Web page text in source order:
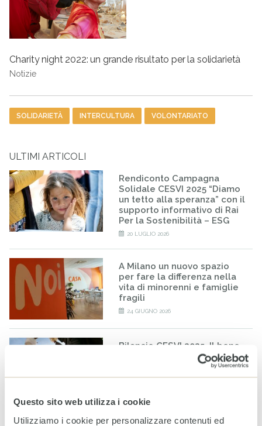
Questo sito web utilizza i cookie
Utilizziamo i cookie per personalizzare contenuti ed
Charity night 2022: un grande risultato per la solidarietà
Notizie
Tag
SOLIDARIETÀ INTERCULTURA VOLONTARIATO
ULTIMI ARTICOLI
Rendiconto Campagna
Solidale CESVI 2025 “Diamo
un tetto alla speranza” con il
supporto informativo di Rai
Per la Sostenibilità – ESG
20 LUGLIO 2026
A Milano un nuovo spazio
per fare la differenza nella
vita di minorenni e famiglie
fragili
24 GIUGNO 2026
Bilancio CESVI 2025. Il bene